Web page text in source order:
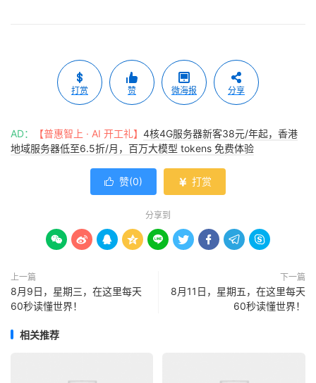
打赏 赞 微海报 分享
AD： 【普惠智上 · AI 开工礼】 4核4G服务器新客38元/年起，香港
地域服务器低至6.5折/月，百万大模型 tokens 免费体验
 赞(0)  打赏
分享到
        
上一篇
8月9日，星期三，在这里每天
60秒读懂世界！
下一篇
8月11日，星期五，在这里每天
60秒读懂世界！
相关推荐